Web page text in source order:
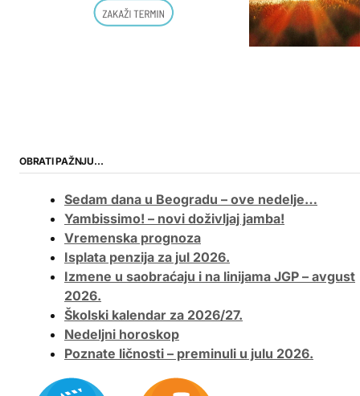
OBRATI PAŽNJU…
Sedam dana u Beogradu – ove nedelje…
Yambissimo! – novi doživljaj jamba!
Vremenska prognoza
Isplata penzija za jul 2026.
Izmene u saobraćaju i na linijama JGP – avgust
2026.
Školski kalendar za 2026/27.
Nedeljni horoskop
Poznate ličnosti – preminuli u julu 2026.